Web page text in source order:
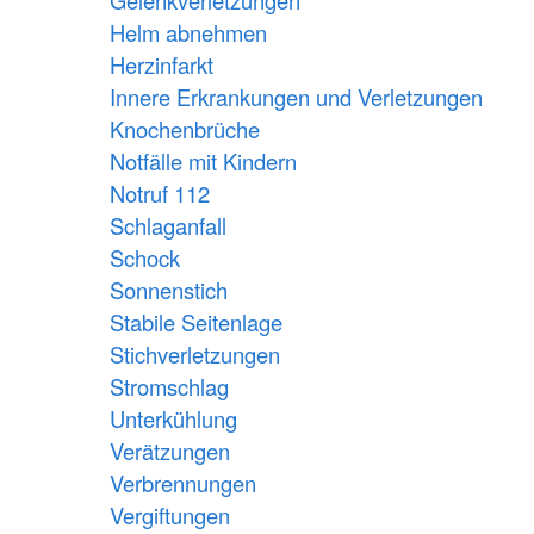
Helm abnehmen
Herzinfarkt
Innere Erkrankungen und Verletzungen
Knochenbrüche
Notfälle mit Kindern
Notruf 112
Schlaganfall
Schock
Sonnenstich
Stabile Seitenlage
Stichverletzungen
Stromschlag
Unterkühlung
Verätzungen
Verbrennungen
Vergiftungen